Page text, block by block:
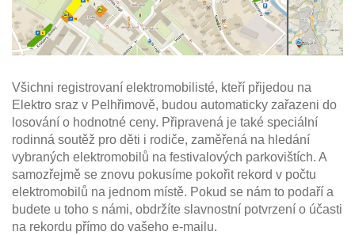
Všichni registrovaní elektromobilisté, kteří přijedou na
Elektro sraz v Pelhřimově, budou automaticky zařazeni do
losování o hodnotné ceny. Připravená je také speciální
rodinná soutěž pro děti i rodiče, zaměřená na hledání
vybraných elektromobilů na festivalových parkovištích. A
samozřejmě se znovu pokusíme pokořit rekord v počtu
elektromobilů na jednom místě. Pokud se nám to podaří a
budete u toho s námi, obdržíte slavnostní potvrzení o účasti
na rekordu přímo do vašeho e-mailu.